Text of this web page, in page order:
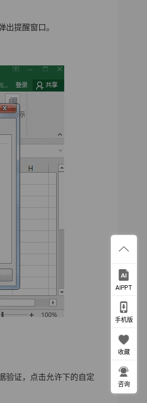
出提醒窗口。
验证，点击允许下的自定
AIPPT
手机版
收藏
咨询